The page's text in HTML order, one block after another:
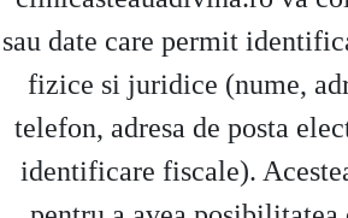
sau date care permit
fizice si juridice (nume,
telefon, adresa de posta
identificare fiscale).